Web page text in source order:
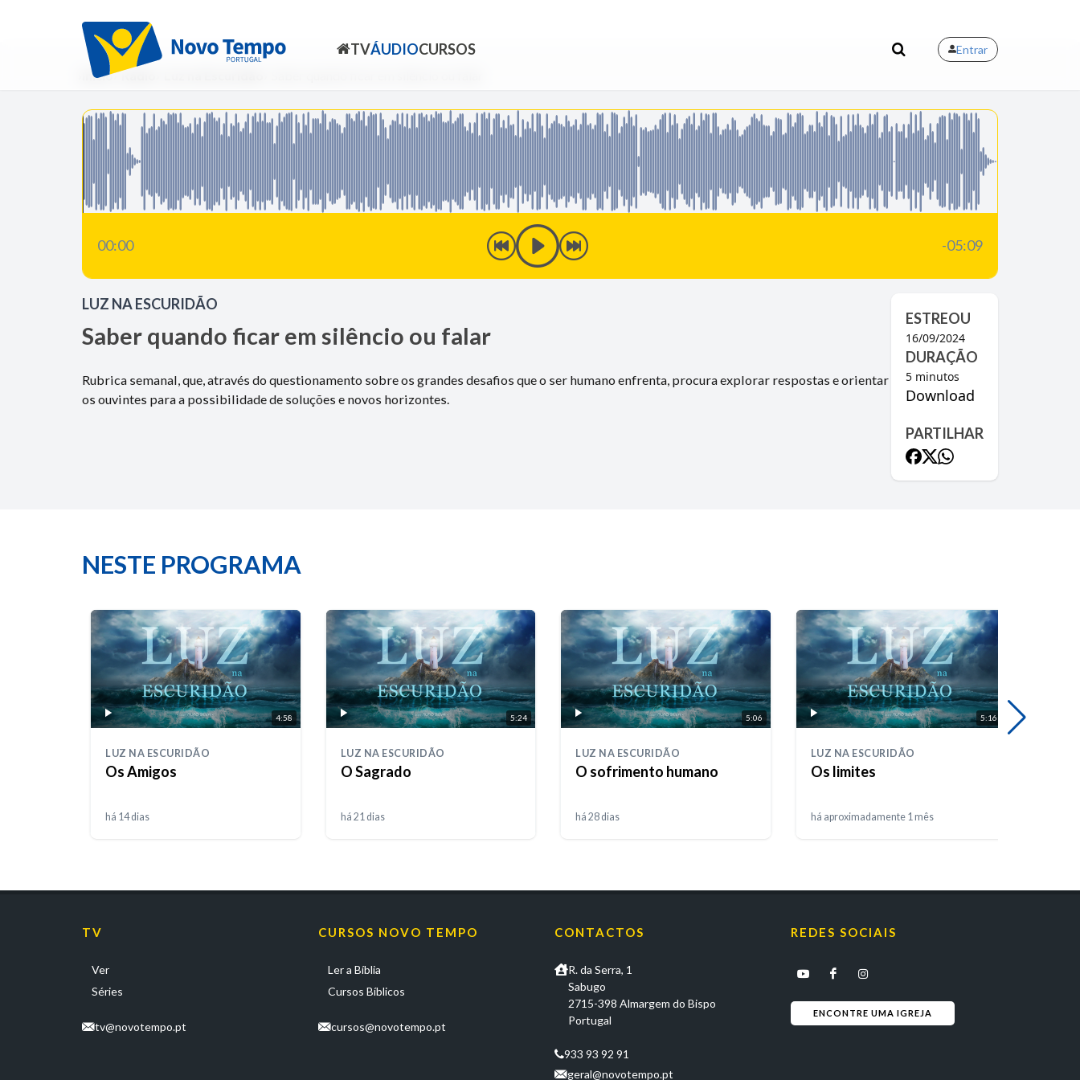
TVÁUDIOCURSOS Entrar
Início Rádio
00:00 -05:09
LUZ NA ESCURIDÃO
Saber quando ficar em silêncio ou falar
Rubrica semanal, que, através do questionamento sobre os grandes desafios que o ser humano enfrenta, procura explorar respostas e orientar
os ouvintes para a possibilidade de soluções e novos horizontes.
ESTREOU
16/09/2024
DURAÇÃO
5 minutos
Download
PARTILHAR
NESTE PROGRAMA
4:58
LUZ NA ESCURIDÃO
Os Amigos
há 14 dias
5:24
LUZ NA ESCURIDÃO
O Sagrado
há 21 dias
5:06
LUZ NA ESCURIDÃO
O sofrimento humano
há 28 dias
5:16
LUZ NA ESCURIDÃO
Os limites
há aproximadamente 1 mês
TV
Ver
Séries
tv@novotempo.pt
CURSOS NOVO TEMPO
Ler a Bíblia
Cursos Bíblicos
cursos@novotempo.pt
CONTACTOS
R. da Serra, 1
Sabugo
2715-398 Almargem do Bispo
Portugal
933 93 92 91
geral@novotempo.pt
REDES SOCIAIS
ENCONTRE UMA IGREJA